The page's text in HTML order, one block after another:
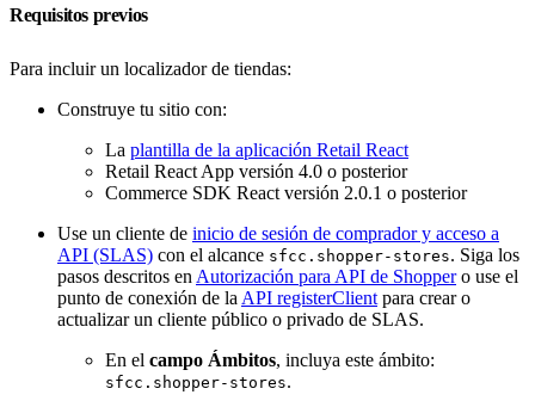
Requisitos previos
Para incluir un localizador de tiendas:
Construye tu sitio con:
La plantilla de la aplicación Retail React
Retail React App versión 4.0 o posterior
Commerce SDK React versión 2.0.1 o posterior
Use un cliente de inicio de sesión de comprador y acceso a
API (SLAS) con el alcance sfcc.shopper-stores. Siga los
pasos descritos en Autorización para API de Shoppero use el
punto de conexión de la API registerClient para crear o
actualizar un cliente público o privado de SLAS.
En el campo Ámbitos, incluya este ámbito:
sfcc.shopper-stores.